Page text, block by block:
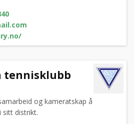
tennisklubb
og kameratskap å
sitt distrikt.